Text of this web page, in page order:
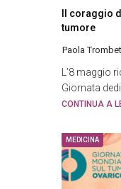
Il coraggio
tumore
Paola
L’8 maggio
Giornata
CONTINUA A
MEDICINA